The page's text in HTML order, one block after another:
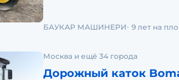
БАУКАР МАШИНЕРИ 9 лет на
Москва и ещё 34 города
Дорожный каток